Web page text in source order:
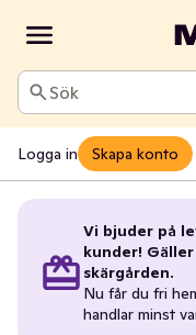
Sök
Logga in Skapa konto
Vi bjuder på
kunder!
skärgården.
Nu får du fri
handlar minst